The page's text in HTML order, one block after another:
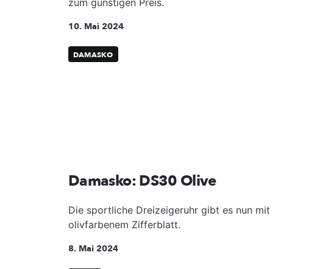
10. Mai 2024
DAMASKO
Damasko: DS30 Olive
Die sportliche Dreizeigeruhr gibt es nun mit
olivfarbenem Zifferblatt.
8. Mai 2024